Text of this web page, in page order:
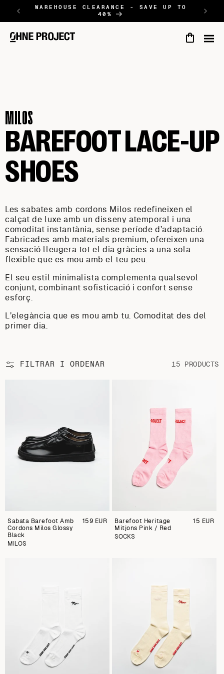
SALTAR AL
CONTINGUT
WAREHOUSE CLEARANCE - SAVE UP TO
40%
Cart
MILOS
BAREFOOT LACE-UP
SHOES
Les sabates amb cordons Milos redefineixen el
calçat de luxe amb un disseny atemporal i una
comoditat instantània, sense període d’adaptació.
Fabricades amb materials premium, ofereixen una
sensació lleugera tot el dia gràcies a una sola
flexible que es mou amb el teu peu.
El seu estil minimalista complementa qualsevol
conjunt, combinant sofisticació i confort sense
esforç.
L’elegància que es mou amb tu. Comoditat des del
primer dia.
FILTRAR I ORDENAR 15 PRODUCTS
Sabata Barefoot Amb
Cordons Milos Glossy
Black
MILOS
Preu
159 EUR
Barefoot Heritage
Mitjons Pink / Red
SOCKS
Preu
15 EUR